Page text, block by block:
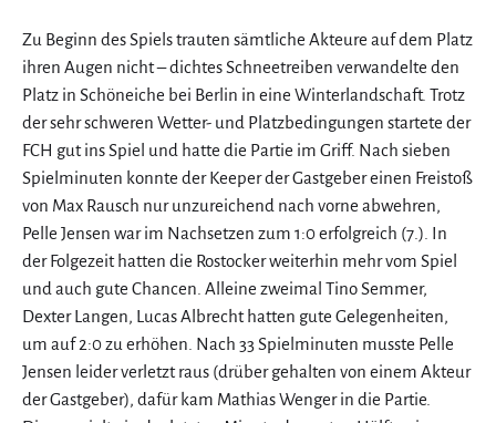
Zu Beginn des Spiels trauten sämtliche Akteure auf dem Platz
ihren Augen nicht – dichtes Schneetreiben verwandelte den
Platz in Schöneiche bei Berlin in eine Winterlandschaft. Trotz
der sehr schweren Wetter- und Platzbedingungen startete der
FCH gut ins Spiel und hatte die Partie im Griff. Nach sieben
Spielminuten konnte der Keeper der Gastgeber einen Freistoß
von Max Rausch nur unzureichend nach vorne abwehren,
Pelle Jensen war im Nachsetzen zum 1:0 erfolgreich (7.). In
der Folgezeit hatten die Rostocker weiterhin mehr vom Spiel
und auch gute Chancen. Alleine zweimal Tino Semmer,
Dexter Langen, Lucas Albrecht hatten gute Gelegenheiten,
um auf 2:0 zu erhöhen. Nach 33 Spielminuten musste Pelle
Jensen leider verletzt raus (drüber gehalten von einem Akteur
der Gastgeber), dafür kam Mathias Wenger in die Partie.